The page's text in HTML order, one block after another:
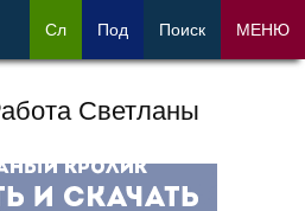
Светланы
Сл Под Поиск МЕНЮ